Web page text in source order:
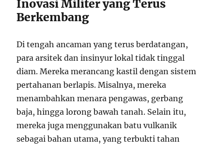
Inovasi Militer yang Terus
Berkembang
Di tengah ancaman yang terus berdatangan,
para arsitek dan insinyur lokal tidak tinggal
diam. Mereka merancang kastil dengan sistem
pertahanan berlapis. Misalnya, mereka
menambahkan menara pengawas, gerbang
baja, hingga lorong bawah tanah. Selain itu,
mereka juga menggunakan batu vulkanik
sebagai bahan utama, yang terbukti tahan